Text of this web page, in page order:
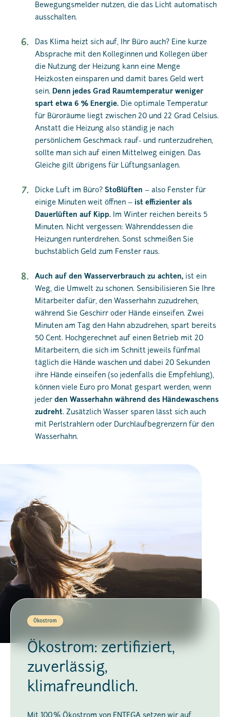
Bewegungsmelder nutzen, die das Licht automatisch
ausschalten.
Das Klima heizt sich auf, Ihr Büro auch? Eine kurze
Absprache mit den Kolleginnen und Kollegen über
die Nutzung der Heizung kann eine Menge
Heizkosten einsparen und damit bares Geld wert
sein. Denn jedes Grad Raumtemperatur weniger
spart etwa 6 % Energie. Die optimale Temperatur
für Büroräume liegt zwischen 20 und 22 Grad Celsius.
Anstatt die Heizung also ständig je nach
persönlichem Geschmack rauf- und runterzudrehen,
sollte man sich auf einen Mittelweg einigen. Das
Gleiche gilt übrigens für Lüftungsanlagen.
Dicke Luft im Büro? Stoßlüften – also Fenster für
einige Minuten weit öffnen – ist effizienter als
Dauerlüften auf Kipp. Im Winter reichen bereits 5
Minuten. Nicht vergessen: Währenddessen die
Heizungen runterdrehen. Sonst schmeißen Sie
buchstäblich Geld zum Fenster raus.
Auch auf den Wasserverbrauch zu achten, ist ein
Weg, die Umwelt zu schonen. Sensibilisieren Sie Ihre
Mitarbeiter dafür, den Wasserhahn zuzudrehen,
während Sie Geschirr oder Hände einseifen. Zwei
Minuten am Tag den Hahn abzudrehen, spart bereits
50 Cent. Hochgerechnet auf einen Betrieb mit 20
Mitarbeitern, die sich im Schnitt jeweils fünfmal
täglich die Hände waschen und dabei 20 Sekunden
ihre Hände einseifen (so jedenfalls die Empfehlung),
können viele Euro pro Monat gespart werden, wenn
jeder den Wasserhahn während des Händewaschens
zudreht. Zusätzlich Wasser sparen lässt sich auch
mit Perlstrahlern oder Durchlaufbegrenzern für den
Wasserhahn.
Ökostrom
Ökostrom: zertifiziert,
zuverlässig,
klimafreundlich.